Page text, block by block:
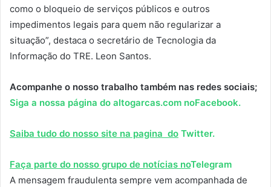
como o bloqueio de serviços públicos e outros
impedimentos legais para quem não regularizar a
situação”, destaca o secretário de Tecnologia da
Informação do TRE. Leon Santos.
Acompanhe o nosso trabalho também nas redes sociais;
Siga a nossa página do altogarcas.com noFacebook.
Saiba tudo do nosso site na pagina do Twitter.
Faça parte do nosso grupo de notícias noTelegram
A mensagem fraudulenta sempre vem acompanhada de